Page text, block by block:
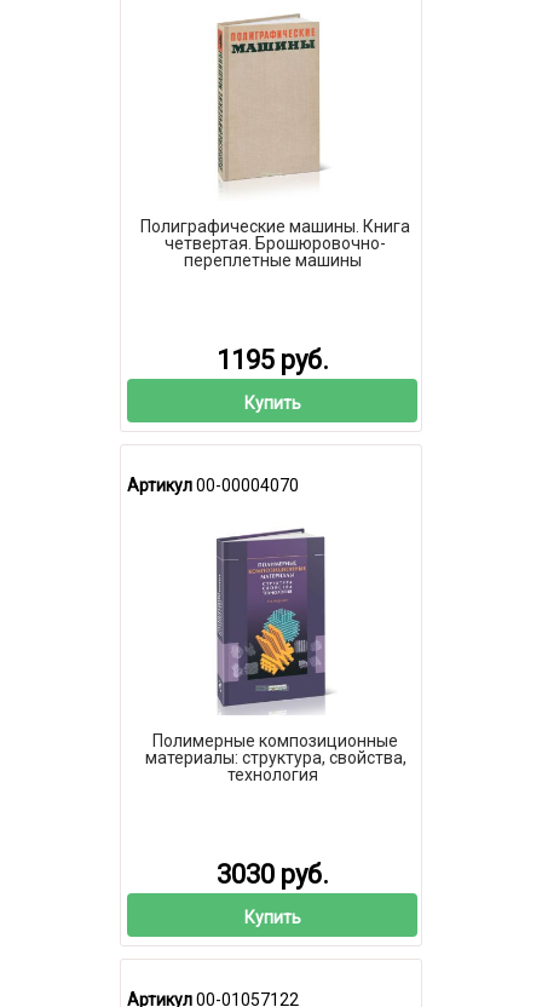
Полиграфические машины. Книга
четвертая. Брошюровочно-
переплетные машины
1195 руб.
Купить
Артикул00-00004070
Полимерные композиционные
материалы: структура, свойства,
технология
3030 руб.
Купить
Артикул00-01057122